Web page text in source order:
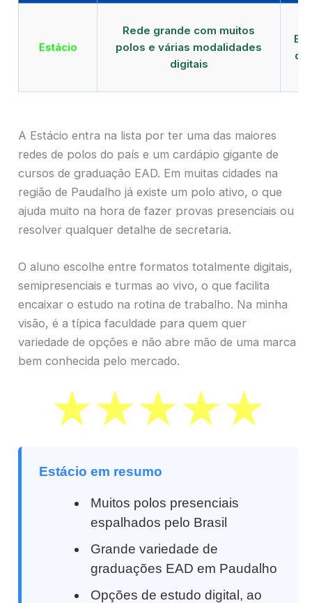
Estácio
Rede grande com muitos
polos e várias modalidades
digitais
de
A Estácio entra na lista por ter uma das maiores
redes de polos do país e um cardápio gigante de
cursos de graduação EAD. Em muitas cidades na
região de Paudalho já existe um polo ativo, o que
ajuda muito na hora de fazer provas presenciais ou
resolver qualquer detalhe de secretaria.
O aluno escolhe entre formatos totalmente digitais,
semipresenciais e turmas ao vivo, o que facilita
encaixar o estudo na rotina de trabalho. Na minha
visão, é a típica faculdade para quem quer
variedade de opções e não abre mão de uma marca
bem conhecida pelo mercado.
Estácio em resumo
Muitos polos presenciais
espalhados pelo Brasil
Grande variedade de
graduações EAD em Paudalho
Opções de estudo digital, ao